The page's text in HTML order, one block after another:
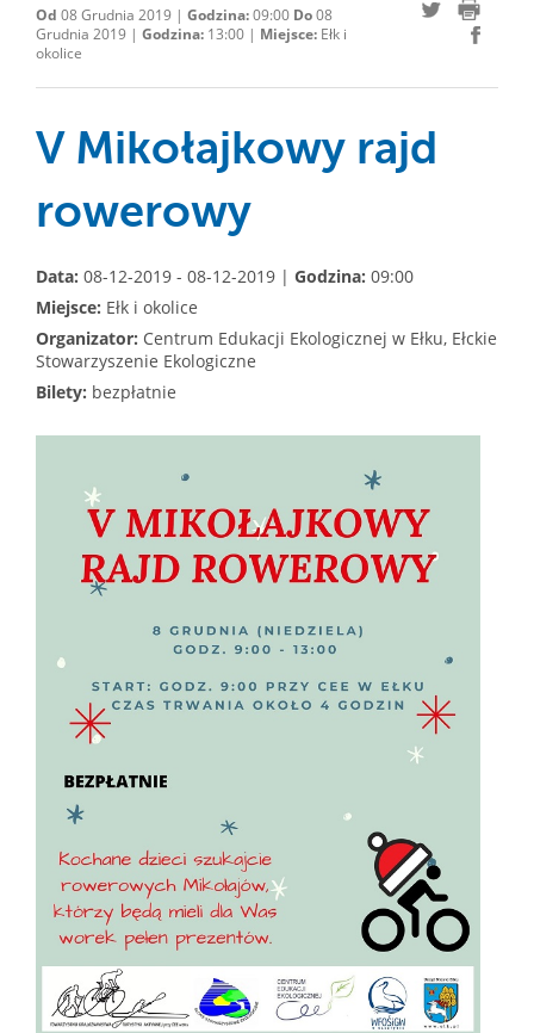
Od 08 Grudnia 2019 | Godzina:09:00 Do08
Grudnia 2019 | Godzina: 13:00 | Miejsce: Ełk i
okolice
V Mikołajkowy rajd
rowerowy
Data: 08-12-2019 - 08-12-2019 | Godzina: 09:00
Miejsce: Ełk i okolice
Organizator: Centrum Edukacji Ekologicznej w Ełku, Ełckie
Stowarzyszenie Ekologiczne
Bilety: bezpłatnie